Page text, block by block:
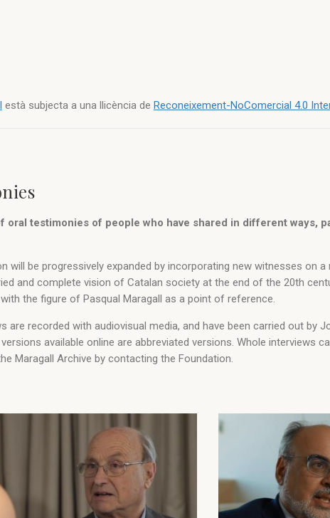
està subjecta a una llicència de Reconeixement-NoComercial 4.0
oral testimonies of people who have shared in different ways,
will be progressively expanded by incorporating new witnesses on a
and complete vision of Catalan society at the end of the 20th
the figure of Pasqual Maragall as a point of reference.
are recorded with audiovisual media, and have been carried out by
available online are abbreviated versions. Whole interviews
Maragall Archive by contacting the Foundation.